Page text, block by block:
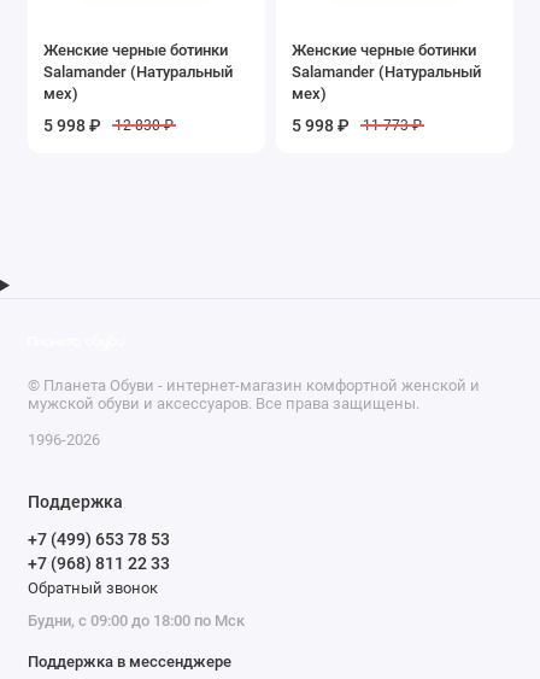
Женские черные ботинки
Salamander (Натуральный
мех)
5 998 ₽ 12 830 ₽
Женские черные ботинки
Salamander (Натуральный
мех)
5 998 ₽ 11 773 ₽
© Планета Обуви - интернет-магазин комфортной женской и
мужской обуви и аксессуаров. Все права защищены.
1996-2026
Поддержка
+7 (499) 653 78 53
+7 (968) 811 22 33
Обратный звонок
Будни, с 09:00 до 18:00 по Мск
Поддержка в мессенджере